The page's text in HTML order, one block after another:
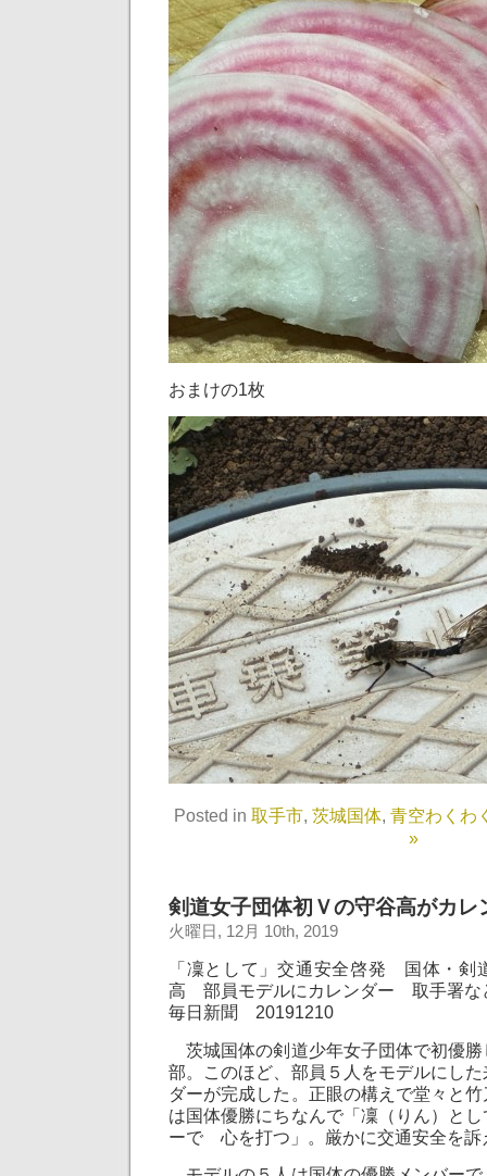
おまけの1枚
Posted in 取手市, 茨城国体, 青空わくわ
»
剣道女子団体初Ｖの守谷高がカレ
火曜日, 12月 10th, 2019
「凜として」交通安全啓発 国体・剣
高 部員モデルにカレンダー 取手署
毎日新聞 20191210
茨城国体の剣道少年女子団体で初優
部。このほど、部員５人をモデルにし
ダーが完成した。正眼の構えで堂々と
は国体優勝にちなんで「凜（りん）と
ーで 心を打つ」。厳かに交通安全を訴